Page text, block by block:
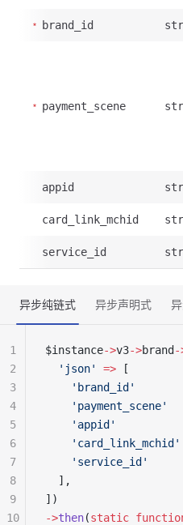
brand_id
payment_scene
appid
card_link_mchid
service_id
异步纯链式 异步声明式
$instance->v3->brand -
  'json'
=> [
    'brand_id'
    'payment_scene'
    'appid'
    'card_link_mchid'
    'service_id'
  ],
])
->then(static
1
2
3
4
5
6
7
8
9
10